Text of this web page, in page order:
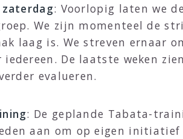
: Voorlopig laten we
We zijn momenteel de
laag is. We streven ernaar
iedereen. De laatste weken
evalueren.
: De geplande Tabata-
aan om op eigen